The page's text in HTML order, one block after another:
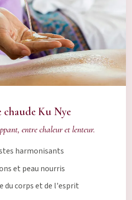
chaude Ku Nye
entre chaleur et lenteur.
harmonisants
et peau nourris
du corps et de l'esprit